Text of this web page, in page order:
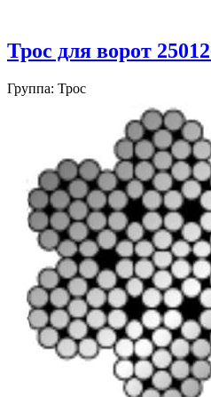
Трос для ворот
Группа: Трос